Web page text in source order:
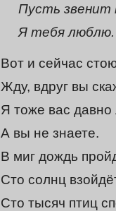
Пусть звенит
Я тебя люблю.
Вот и сейчас
Жду, вдруг вы
Я тоже вас
А вы не знаете.
В миг дождь
Сто солнц
Сто тысяч птиц